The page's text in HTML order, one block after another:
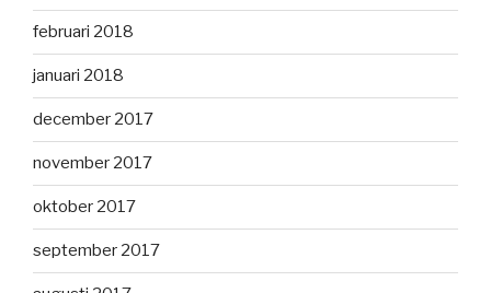
februari 2018
januari 2018
december 2017
november 2017
oktober 2017
september 2017